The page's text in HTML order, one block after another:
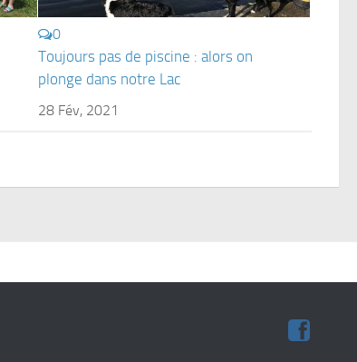
0
Toujours pas de piscine : alors on
plonge dans notre Lac
28 Fév, 2021